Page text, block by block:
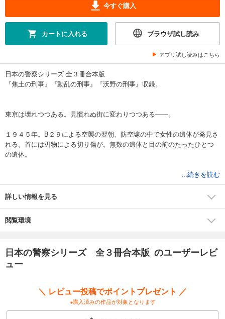
今すぐ購入
カートに入れる ブラウザ試し読み
アプリ試し読みはこちら
日本の警察シリーズ 全３冊合本版
『焦土の刑事』『動乱の刑事』『沃野の刑事』収録。
東京は壊れつつある。見慣れぬ街に変わりつつある――。
１９４５年。B２９による空襲の翌朝、防空壕の中で女性の遺体が発見さ
れる。首には刃物による切り傷が。無数の遺体と目の前のたったひとつ
の遺体。
捜査を進める京橋署刑事の高峰は署長から思わぬ言葉を聞かされる。
が起きる。
警察小説の旗手が満を持して描く、壮大な警察大河シリーズ、ここに開
...続きを読む
詳しい情報を見る
閲覧環境
日本の警察シリーズ 全３冊合本版 のユーザーレビ
ュー
＼ レビュー投稿でポイントプレゼント ／
※購入済みの作品が対象となります